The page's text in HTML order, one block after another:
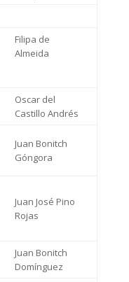
Filipa de
Almeida
Oscar del
Castillo Andrés
Juan Bonitch
Góngora
Juan José Pino
Rojas
Juan Bonitch
Domínguez